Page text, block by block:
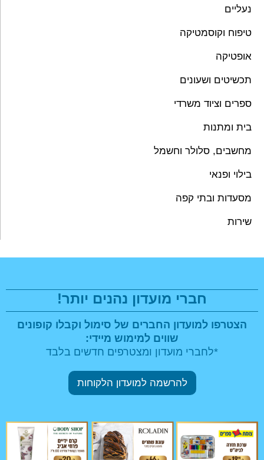
נעליים
טיפוח וקוסמטיקה
אופטיקה
תכשיטים ושעונים
ספרים וציוד משרדי
בית ומתנות
מחשבים, סלולר וחשמל
בילוי ופנאי
מסעדות ובתי קפה
שירות
חברי מועדון נהנים יותר!
הצטרפו למועדון החברים של סימול וקבלו קופונים
שווים למימוש מיידי:
*לחברי מועדון ומצטרפים חדשים בלבד
להרשמה למועדון הלקוחות